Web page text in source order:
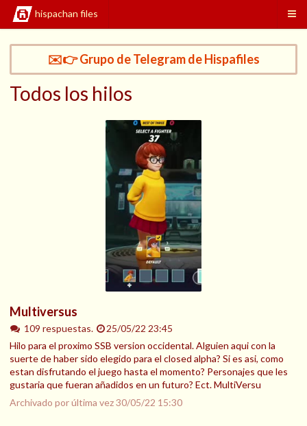
hispachan files
✉️👉 Grupo de Telegram de Hispafiles
Todos los hilos
Multiversus
109 respuestas.
25/05/22 23:45
Hilo para el proximo SSB version occidental. Alguien aqui con la
suerte de haber sido elegido para el closed alpha? Si es asi, como
estan disfrutando el juego hasta el momento? Personajes que les
gustaria que fueran añadidos en un futuro? Ect. MultiVersu
Archivado por última vez30/05/22 15:30